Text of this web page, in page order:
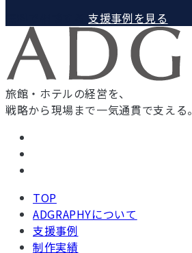
支援事例を見る
旅館・ホテルの経営を、
戦略から現場まで一気通貫で支える。
TOP
ADGRAPHYについて
支援事例
制作実績